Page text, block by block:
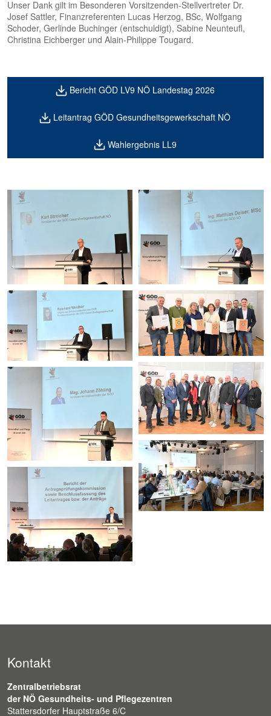
Unser Dank gilt im Besonderen Vorsitzenden-Stellvertreter Dr.
Josef Sattler, Finanzreferenten Lucas Herzog, BSc, Wolfgang
Schoder, Gerlinde Buchinger (entschuldigt), Sabine Neunteufl,
Christina Eichberger und Alain-Philippe Tougard.
Bericht GÖD LV9 NÖ Landestag 2026
Leitantrag GÖD Gesundheitsgewerkschaft NÖ
Wahlergebnis LL9
Kontakt
Zentralbetriebsrat
der NÖ Gesundheits- und Pflegezentren
Stattersdorfer Hauptstraße 6/C